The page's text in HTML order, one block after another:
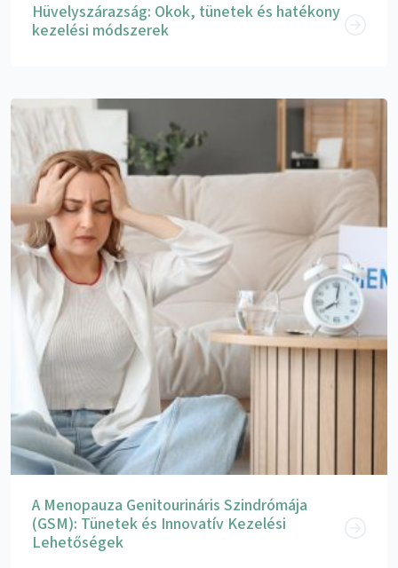
Hüvelyszárazság: Okok, tünetek és hatékony
kezelési módszerek
A Menopauza Genitourináris Szindrómája
(GSM): Tünetek és Innovatív Kezelési
Lehetőségek